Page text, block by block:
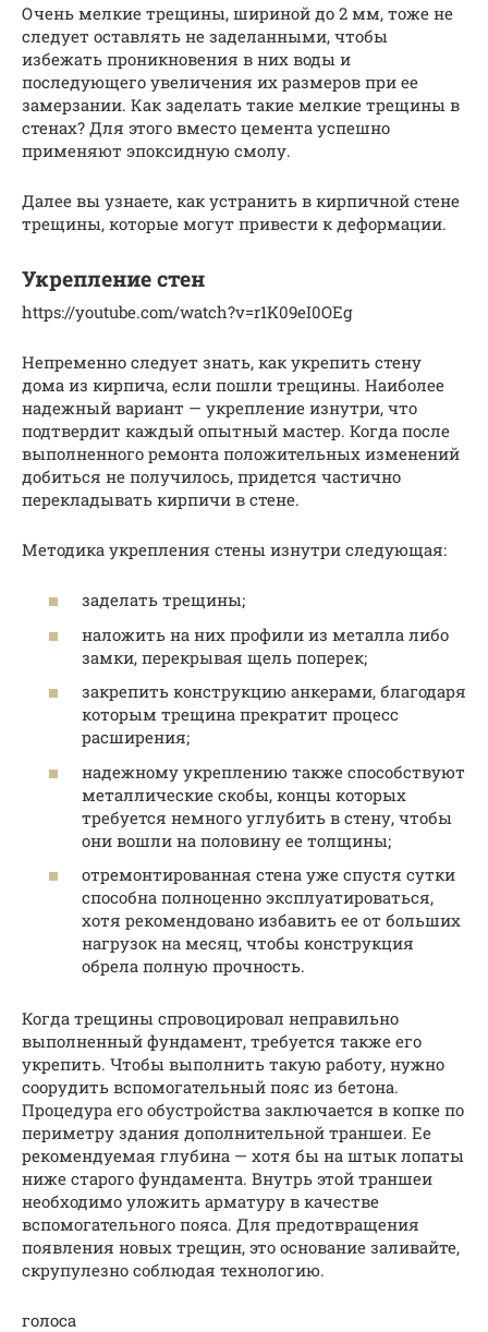
Очень мелкие трещины, шириной до 2 мм, тоже не
следует оставлять не заделанными, чтобы
избежать проникновения в них воды и
последующего увеличения их размеров при ее
замерзании. Как заделать такие мелкие трещины в
стенах? Для этого вместо цемента успешно
применяют эпоксидную смолу.
Далее вы узнаете, как устранить в кирпичной стене
трещины, которые могут привести к деформации.
Укрепление стен
https://youtube.com/watch?v=r1K09eI0OEg
Непременно следует знать, как укрепить стену
дома из кирпича, если пошли трещины. Наиболее
надежный вариант — укрепление изнутри, что
подтвердит каждый опытный мастер. Когда после
выполненного ремонта положительных изменений
добиться не получилось, придется частично
перекладывать кирпичи в стене.
Методика укрепления стены изнутри следующая:
заделать трещины;
наложить на них профили из металла либо
замки, перекрывая щель поперек;
закрепить конструкцию анкерами, благодаря
которым трещина прекратит процесс
расширения;
надежному укреплению также способствуют
металлические скобы, концы которых
требуется немного углубить в стену, чтобы
они вошли на половину ее толщины;
отремонтированная стена уже спустя сутки
способна полноценно эксплуатироваться,
хотя рекомендовано избавить ее от больших
нагрузок на месяц, чтобы конструкция
обрела полную прочность.
Когда трещины спровоцировал неправильно
выполненный фундамент, требуется также его
укрепить. Чтобы выполнить такую работу, нужно
соорудить вспомогательный пояс из бетона.
Процедура его обустройства заключается в копке по
периметру здания дополнительной траншеи. Ее
рекомендуемая глубина — хотя бы на штык лопаты
ниже старого фундамента. Внутрь этой траншеи
необходимо уложить арматуру в качестве
вспомогательного пояса. Для предотвращения
появления новых трещин, это основание заливайте,
скрупулезно соблюдая технологию.
голоса